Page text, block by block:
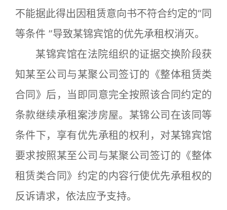
不能据此得出因租赁意向书不符合约定的“同
等条件 ”导致某锦宾馆的优先承租权消灭。
某锦宾馆在法院组织的证据交换阶段获
知某至公司与某聚公司签订的《整体租赁类
合同》后，当即同意完全按照该合同约定的
条款继续承租案涉房屋。某锦公司在该同等
条件下，享有优先承租的权利，对某锦宾馆
要求按照某至公司与某聚公司签订的《整体
租赁类合同》约定的内容行使优先承租权的
反诉请求，依法应予支持。